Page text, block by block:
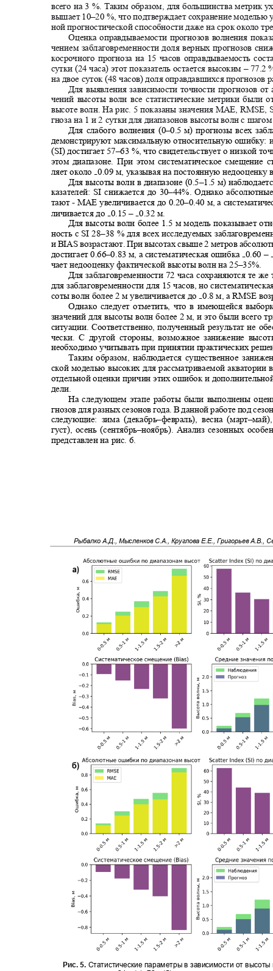
всего на 3 %. Таким образом, для большинства метрик
вышает 10–20 %, что подтверждает сохранение моделью
ной прогностической способности даже на срок около
Оценка оправдываемости прогнозов волнения
чением заблаговременности доля верных прогнозов
косрочного прогноза на 15 часов оправдываемость
сутки (24 часа) этот показатель остается высоким ‒77.2
на двое суток (48 часов) доля оправдавшихся прогнозов
Для выявления зависимости точности прогнозов
чений высоты волн все статистические метрики были
высоте волн. На рис. 5показаны значения MAE,
гноза на 1 и 2 сутки для диапазонов высоты волн с
Для слабого волнения (0–0.5 м) прогнозы всех
демонстрируют максимальную относительную ошибку:
(SI) достигает 57–63 %, что свидетельствует о низкой
этом диапазоне. При этом систематическое смещение
ляет около
₋0.09 м, указывая на постоянную
Для высоты волн в диапазоне (0.5–1.5 м)
казателей: SI снижается до 30–44%. Однако
тают- MAE увеличивается до 0.20–0.40 м, а
личивается до 0.15 – ₋0.32 м.
Для высоты волн более 1.5 м модель показывает
ность с SI 28–38 % для всех исследуемых
иBIASвозрастают. При высотах свыше 2 метров
достигает 0.66–0.83 м, а систематическая ошибка ₋0.60 –
чает недооценку фактической высоты волн на 25–35%.
Для заблаговременности 72 часа сохраняются те
для заблаговременности для 15 часов, но
соты волн более 2 м увеличивается до
₋0.8 м, аRMSE
Однако следует отметить, что в имеющейся
значений для высоты волн более 2 м, и это были всего
ситуации. Соответственно ,полученный результат не
чески. С другой стороны, возможное занижение
необходимо учитывать при принятии практических
Таким образом, наблюдается существенное
ской моделью высоких для рассматриваемой акватории
отдельной оценки причин этих ошибок и
дели.
На следующем этапе работы были выполнены
гнозов для разных сезонов года. В данной работе под
следующие: зима (декабрь‒февраль), весна
густ), осень (сентябрь‒ноябрь). Анализ сезонных
представлен на рис. 6.
Рыбалко А.Д., Мысленков С.А., Круглова Е.Е., Григорьев А.В.,
Рис. 5. Статистические параметры в зависимости от